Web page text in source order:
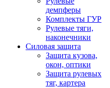
демпферы
Комплекты ГУР
Рулевые тяги,
наконечники
Силовая защита
Защита кузова,
окон, оптики
Защита рулевых
тяг, картера